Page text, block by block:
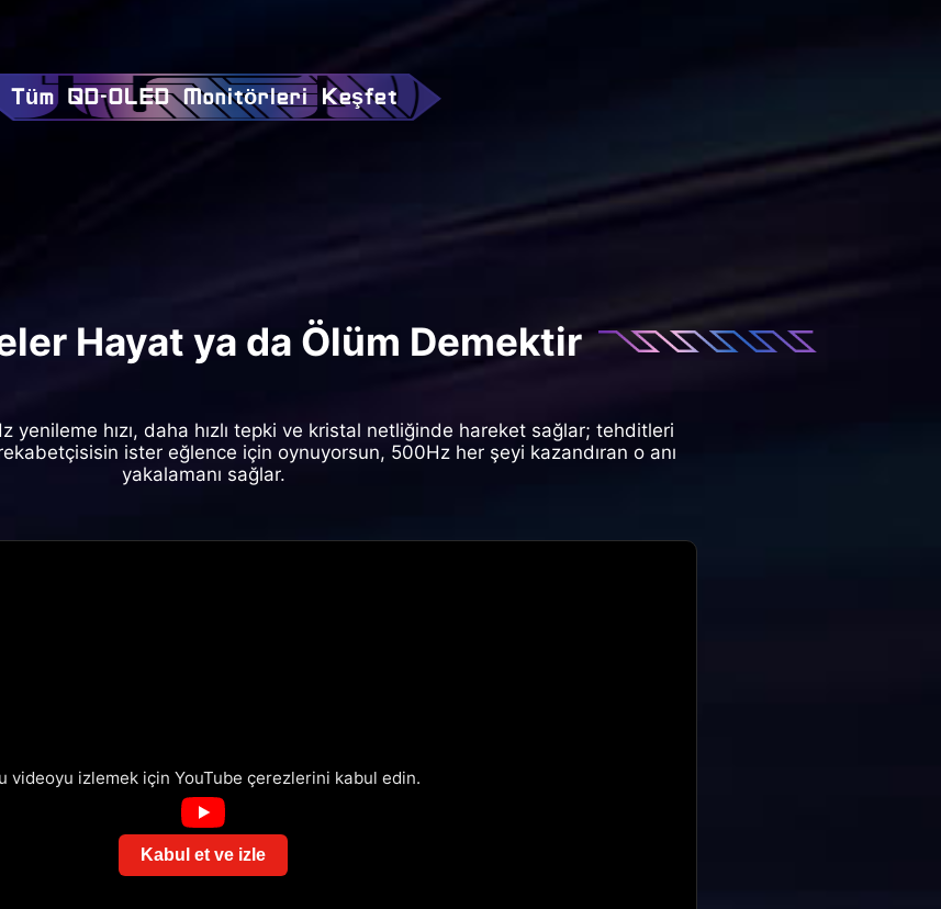
Tüm QD-OLED Monitörleri Keşfet
Hayat ya da Ölüm Demektir
yenileme hızı, daha hızlı tepki ve kristal netliğinde hareket sağlar; tehditleri
ister eğlence için oynuyorsun, 500Hz her şeyi kazandıran o anı
yakalamanı sağlar.
videoyu izlemek için YouTube çerezlerini kabul edin.
Kabul et ve izle